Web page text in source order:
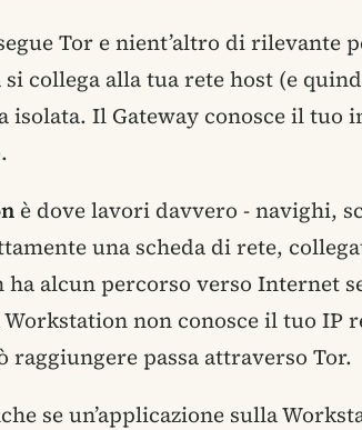
Tor e nient’altro di rilevante
collega alla tua rete host (e
Il Gateway conosce il tuo
è dove lavori davvero - navighi,
una scheda di rete,
alcun percorso verso Internet
non conosce il tuo IP
raggiungere passa attraverso Tor.
se un’applicazione sulla